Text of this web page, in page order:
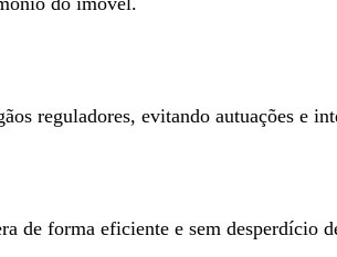
reguladores, evitando autuações e
de forma eficiente e sem desperdício